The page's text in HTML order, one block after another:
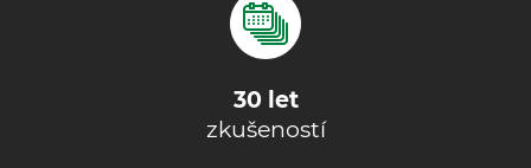
30 let
zkušeností